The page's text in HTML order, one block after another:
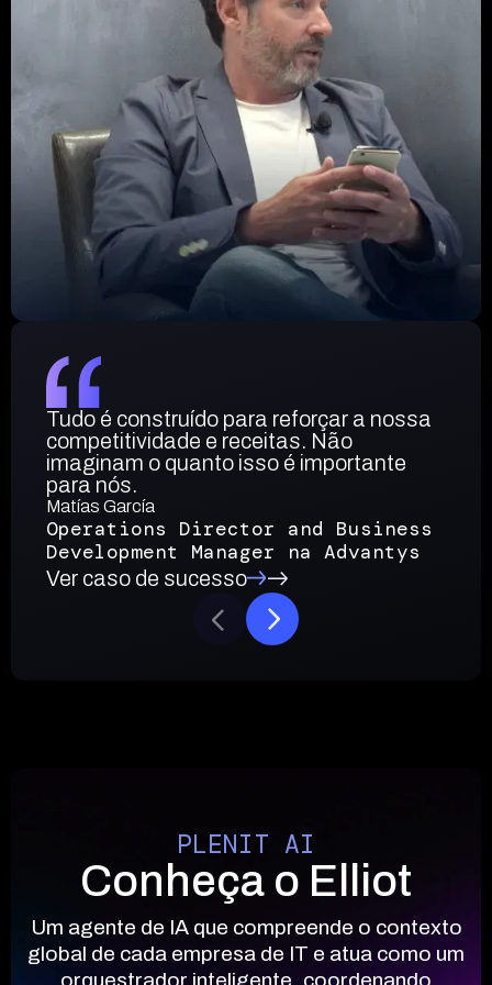
Tudo é construído para reforçar a nossa
competitividade e receitas. Não
imaginam o quanto isso é importante
para nós.
Matías García
Operations Director and Business
Development Manager na Advantys
Ver caso de sucesso
PLENIT AI
Conheça o Elliot
Um agente de IA que compreende o contexto
global de cada empresa de IT e atua como um
orquestrador inteligente, coordenando